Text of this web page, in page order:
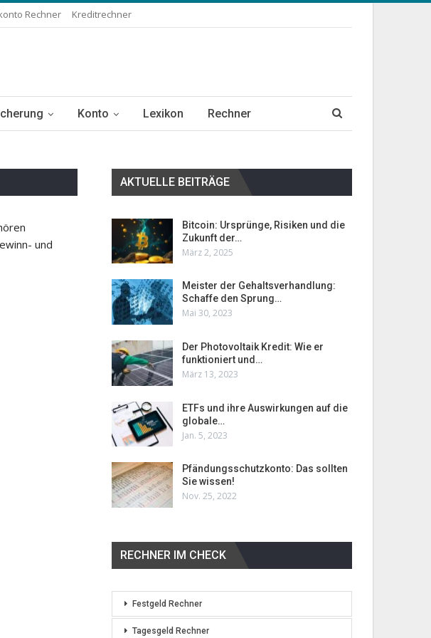
Rechner Kreditrechner
Konto Lexikon Rechner
und
AKTUELLE BEITRÄGE
Bitcoin: Ursprünge, Risiken und die
Zukunft der…
März 2, 2025
Meister der Gehaltsverhandlung:
Schaffe den Sprung…
Mai 30, 2023
Der Photovoltaik Kredit: Wie er
funktioniert und…
März 13, 2023
ETFs und ihre Auswirkungen auf die
globale…
Jan. 5, 2023
Pfändungsschutzkonto: Das sollten
Sie wissen!
Nov. 25, 2022
RECHNER IM CHECK
Festgeld Rechner
Tagesgeld Rechner